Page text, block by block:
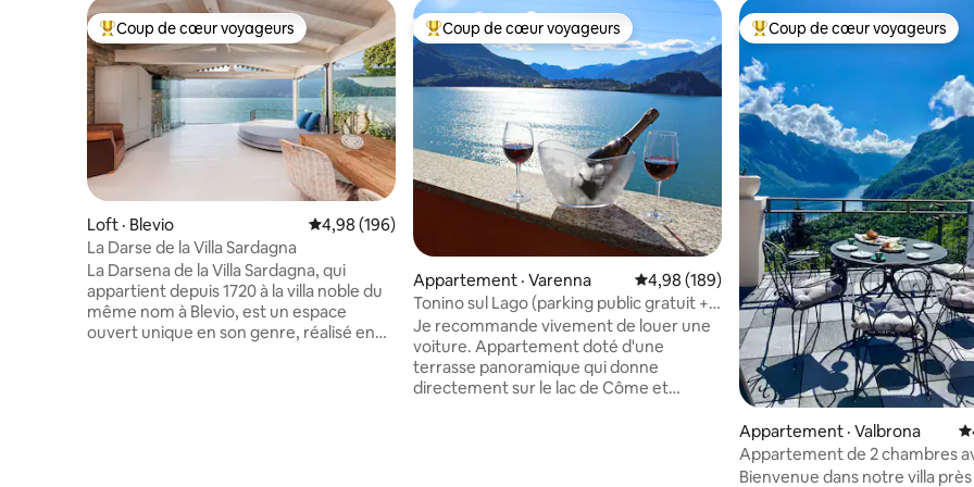
Coup de cœur voyageurs parmi les plus aimés
Coup de cœur voyageurs
Loft · Blevio Note moyenne de 4,98 sur 5, 196 commentaires
4,98 (196)
La Darse de la Villa Sardagna
La Darsena de la Villa Sardagna, qui
appartient depuis 1720 à la villa noble du
même nom à Blevio, est un espace
ouvert unique en son genre, réalisé en
Coup de cœur voyageurs parmi les plus aimés
Coup de cœur voyageurs
Appartement · Varenna Note moyenne de 4,98 sur 5, 189
4,98 (189)
Tonino sul Lago (parking public gratuit +
climatisation), Varenna
Je recommande vivement de louer une
voiture. Appartement doté d'une
terrasse panoramique qui donne
directement sur le lac de Côme et
Coup de cœur voyageurs
Coup de cœur voyageurs
Appartement · Valbrona
Appartement de 2 chambres
sur le lac et terrasse privée
Bienvenue dans notre villa près